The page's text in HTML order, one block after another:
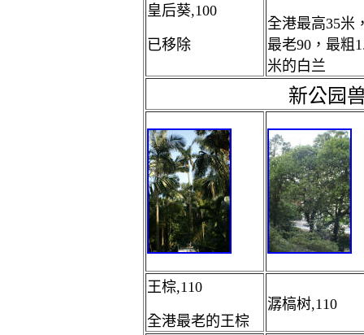
皇后葵,100
已移除
全港最高35米
最老90，最粗
米的白兰
新公园
王棕,110
全港最老的王棕
潺槁树,110